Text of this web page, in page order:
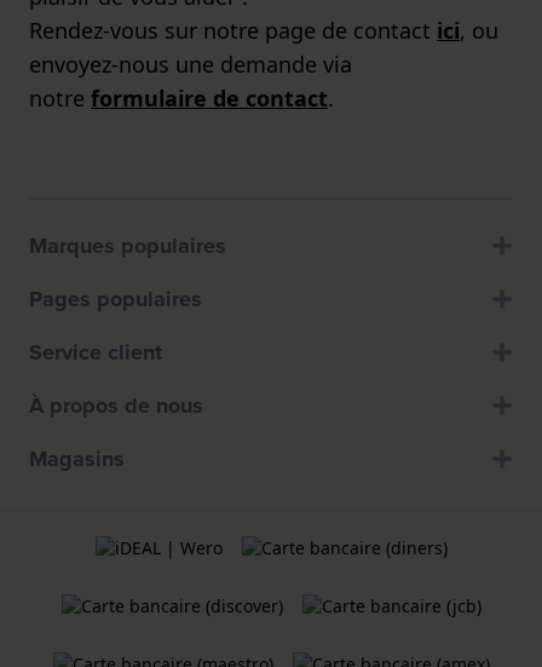
Rendez-vous sur notre page de contact ici, ou
envoyez-nous une demande via
notre formulaire de contact.
Marques populaires
Pages populaires
Service client
À propos de nous
Magasins